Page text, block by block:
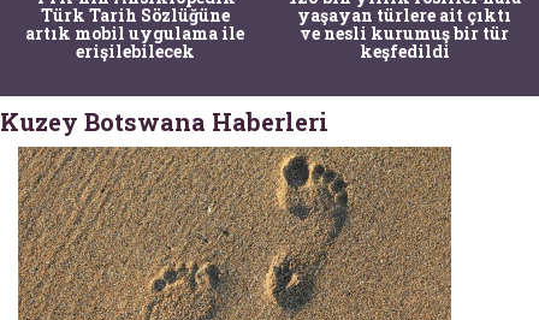
Türk Tarih Sözlüğüne
artık mobil uygulama ile
erişilebilecek
yaşayan türlere ait çıktı
ve nesli kurumuş bir tür
keşfedildi
Kuzey Botswana Haberleri